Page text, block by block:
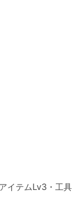
イテムLv3・工具